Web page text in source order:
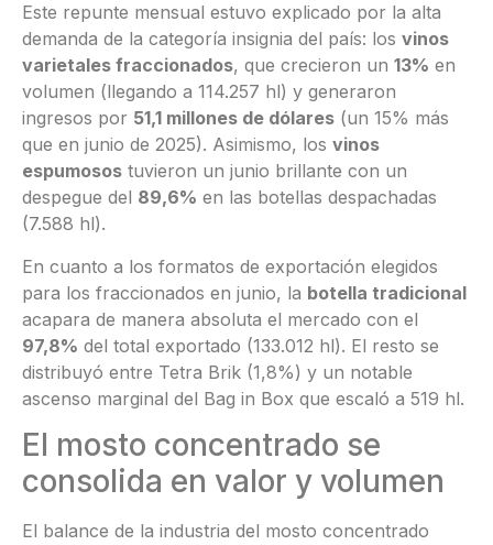
Este repunte mensual estuvo explicado por la alta
demanda de la categoría insignia del país: los vinos
varietales fraccionados, que crecieron un 13% en
volumen (llegando a 114.257 hl) y generaron
ingresos por 51,1 millones de dólares (un 15% más
que en junio de 2025). Asimismo, los vinos
espumosos tuvieron un junio brillante con un
despegue del 89,6% en las botellas despachadas
(7.588 hl).
En cuanto a los formatos de exportación elegidos
para los fraccionados en junio, la botella tradicional
acapara de manera absoluta el mercado con el
97,8% del total exportado (133.012 hl). El resto se
distribuyó entre Tetra Brik (1,8%) y un notable
ascenso marginal del Bag in Box que escaló a 519 hl.
El mosto concentrado se
consolida en valor y volumen
El balance de la industria del mosto concentrado